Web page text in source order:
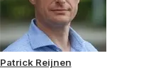
Patrick Reijnen